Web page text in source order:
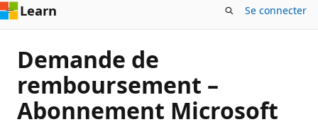
Learn Se connecter
Demande de
remboursement –
Abonnement Microsoft